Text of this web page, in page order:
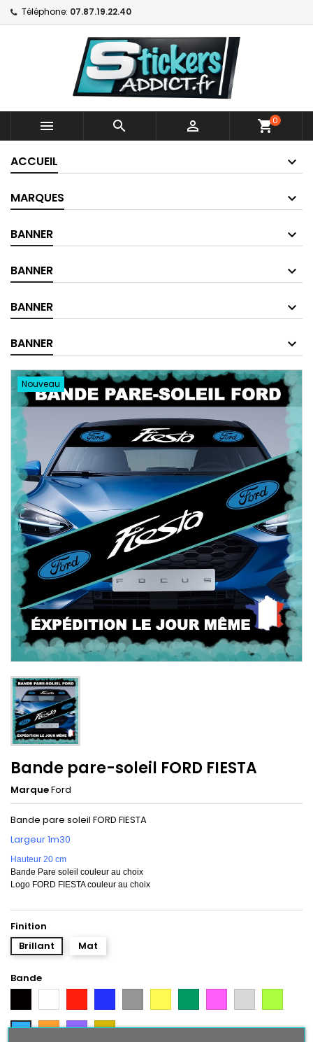
Téléphone: 07.87.19.22.40
   shopping_cart0
ACCUEIL
MARQUES
BANNER
BANNER
BANNER
BANNER
Nouveau
Bande pare-soleil FORD FIESTA
MarqueFord
Bande pare soleil FORD FIESTA
Largeur 1m30
Hauteur 20 cm
Bande Pare soleil couleur au choix
Logo FORD FIESTA couleur au choix
Finition
Brillant
Mat
Bande
ArgentCitron
Bleu OrangeVioletGold